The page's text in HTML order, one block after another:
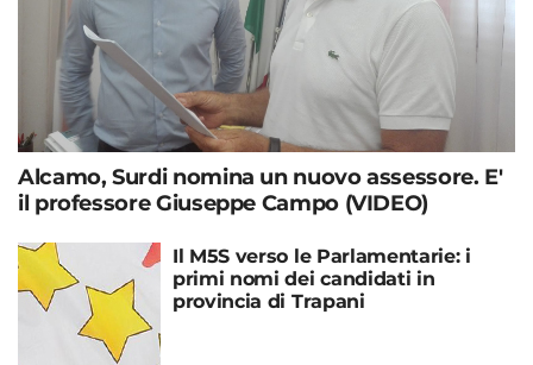
Alcamo, Surdi nomina un nuovo assessore. E'
il professore Giuseppe Campo (VIDEO)
Il M5S verso le Parlamentarie: i
primi nomi dei candidati in
provincia di Trapani